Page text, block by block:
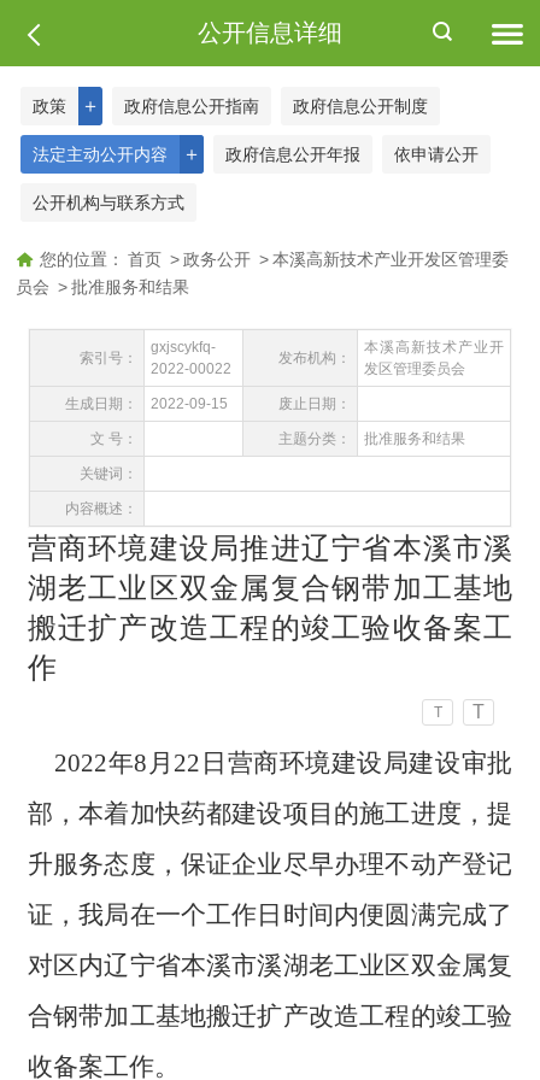
公开信息详细
＋
政策 政府信息公开指南 政府信息公开制度
＋
法定主动公开内容 政府信息公开年报 依申请公开
公开机构与联系方式
您的位置： 首页 > 政务公开 > 本溪高新技术产业开发区管理委
员会 > 批准服务和结果
索引号：
gxjscykfq-
2022-00022
发布机构：
本溪高新技术产业开
发区管理委员会
生成日期： 2022-09-15 废止日期：
文 号： 主题分类： 批准服务和结果
关键词：
内容概述：
营商环境建设局推进辽宁省本溪市溪
湖老工业区双金属复合钢带加工基地
搬迁扩产改造工程的竣工验收备案工
作
T T
2022年8月22日营商环境建设局建设审批
部，本着加快药都建设项目的施工进度，提
升服务态度，保证企业尽早办理不动产登记
证，我局在一个工作日时间内便圆满完成了
对区内辽宁省本溪市溪湖老工业区双金属复
合钢带加工基地搬迁扩产改造工程的竣工验
收备案工作。